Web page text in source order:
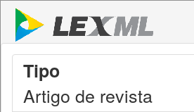
Tipo
Artigo de revista